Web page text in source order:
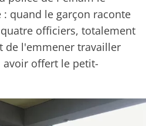
quand le garçon raconte
officiers, totalement
de l'emmener travailler
avoir offert le petit-